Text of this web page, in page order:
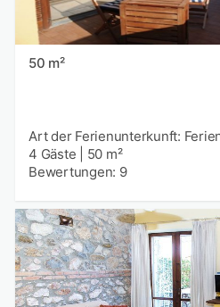
50 m²
Art der Ferienunterkunft:
4 Gäste
50 m²
Bewertungen: 9